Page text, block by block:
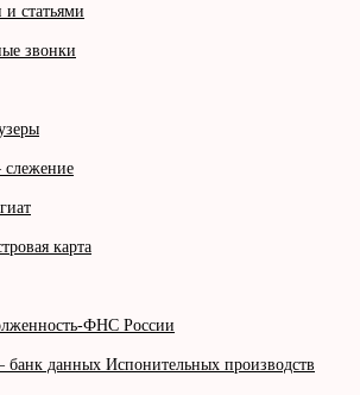
статьями
звонки
карта
ФНС России
данных Испонительных производств